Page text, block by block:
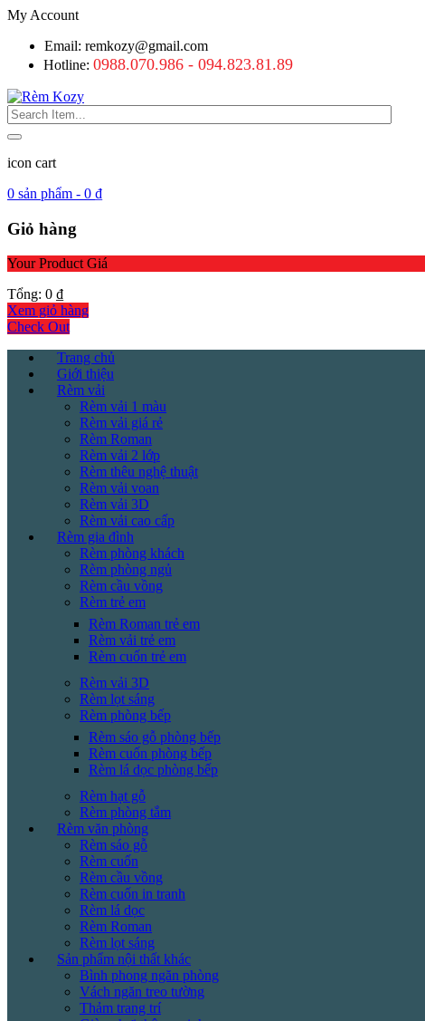
My Account
Email: remkozy@gmail.com
Hotline: 0988.070.986 - 094.823.81.89
icon cart
0 sản phẩm - 0 ₫
Giỏ hàng
Your Product Giá
Tổng: 0 ₫
Xem giỏ hàng
Check Out
Trang chủ
Giới thiệu
Rèm vải
Rèm vải 1 màu
Rèm vải giá rẻ
Rèm Roman
Rèm vải 2 lớp
Rèm thêu nghệ thuật
Rèm vải voan
Rèm vải 3D
Rèm vải cao cấp
Rèm gia đình
Rèm phòng khách
Rèm phòng ngủ
Rèm cầu vồng
Rèm trẻ em
Rèm Roman trẻ em
Rèm vải trẻ em
Rèm cuốn trẻ em
Rèm vải 3D
Rèm lọt sáng
Rèm phòng bếp
Rèm sáo gỗ phòng bếp
Rèm cuốn phòng bếp
Rèm lá dọc phòng bếp
Rèm hạt gỗ
Rèm phòng tắm
Rèm văn phòng
Rèm sáo gỗ
Rèm cuốn
Rèm cầu vồng
Rèm cuốn in tranh
Rèm lá dọc
Rèm Roman
Rèm lọt sáng
Sản phẩm nội thất khác
Bình phong ngăn phòng
Vách ngăn treo tường
Thảm trang trí